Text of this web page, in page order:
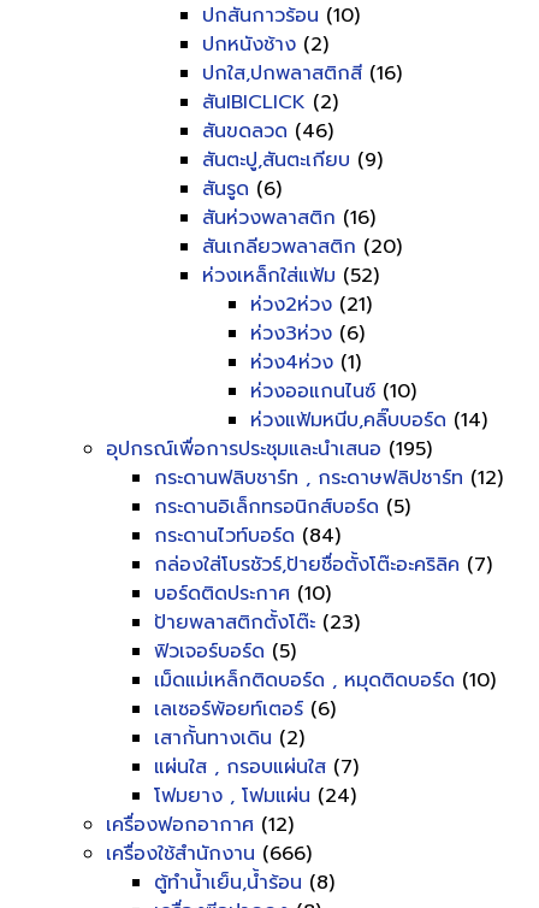
ปกสันกาวร้อน (10)
ปกหนังช้าง (2)
ปกใส,ปกพลาสติกสี (16)
สันIBICLICK (2)
สันขดลวด (46)
สันตะปู,สันตะเกียบ (9)
สันรูด (6)
สันห่วงพลาสติก (16)
สันเกลียวพลาสติก (20)
ห่วงเหล็กใส่แฟ้ม (52)
ห่วง2ห่วง (21)
ห่วง3ห่วง (6)
ห่วง4ห่วง (1)
ห่วงออแกนไนซ์ (10)
ห่วงแฟ้มหนีบ,คลิ๊บบอร์ด (14)
อุปกรณ์เพื่อการประชุมและนำเสนอ (195)
กระดานฟลิบชาร์ท , กระดาษฟลิปชาร์ท (12)
กระดานอิเล็กทรอนิกส์บอร์ด (5)
กระดานไวท์บอร์ด (84)
กล่องใส่โบรชัวร์,ป้ายชื่อตั้งโต๊ะอะคริลิค (7)
บอร์ดติดประกาศ (10)
ป้ายพลาสติกตั้งโต๊ะ (23)
ฟิวเจอร์บอร์ด (5)
เม็ดแม่เหล็กติดบอร์ด , หมุดติดบอร์ด (10)
เลเซอร์พ้อยท์เตอร์ (6)
เสากั้นทางเดิน (2)
แผ่นใส , กรอบแผ่นใส (7)
โฟมยาง , โฟมแผ่น (24)
เครื่องฟอกอากาศ (12)
เครื่องใช้สำนักงาน (666)
ตู้ทำน้ำเย็น,น้ำร้อน (8)